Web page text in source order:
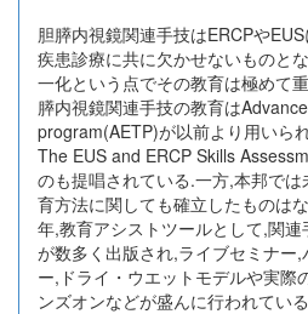
胆膵内視鏡関連手技はERCPや
疾患診療に共に欠かせないものと
一化という点でその教育は極めて
膵内視鏡関連手技の教育は
program(AETP)が以前より用いら
The EUS and ERCP Skills
のも提唱されている.一方,本邦で
育方法に関しても確立したものは
年,教育アシストツールとして,関
が数多く出版され,ライブセミナー
ー,ドライ・ウエットモデルや実際
ンズオンなどが盛んに行われてい